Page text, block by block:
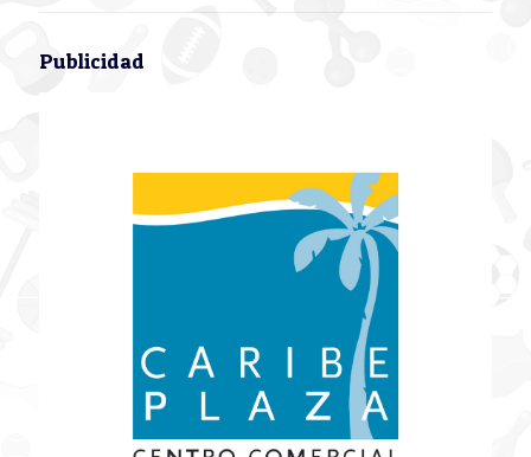
Publicidad